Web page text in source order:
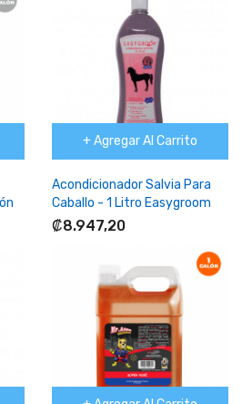
+ Agregar Al Carrito
Acondicionador Salvia Para
Caballo - 1 Litro Easygroom
₡8.947,20